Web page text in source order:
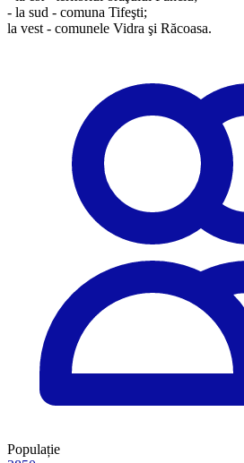
- la sud - comuna Tifeşti;
la vest - comunele Vidra şi Răcoasa.
Populație